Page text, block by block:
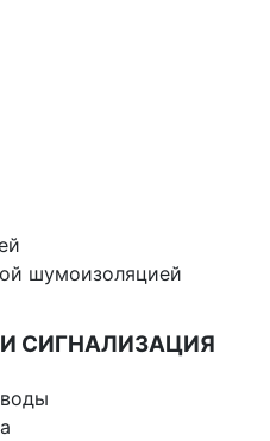
шумоизоляцией
СИГНАЛИЗАЦИЯ